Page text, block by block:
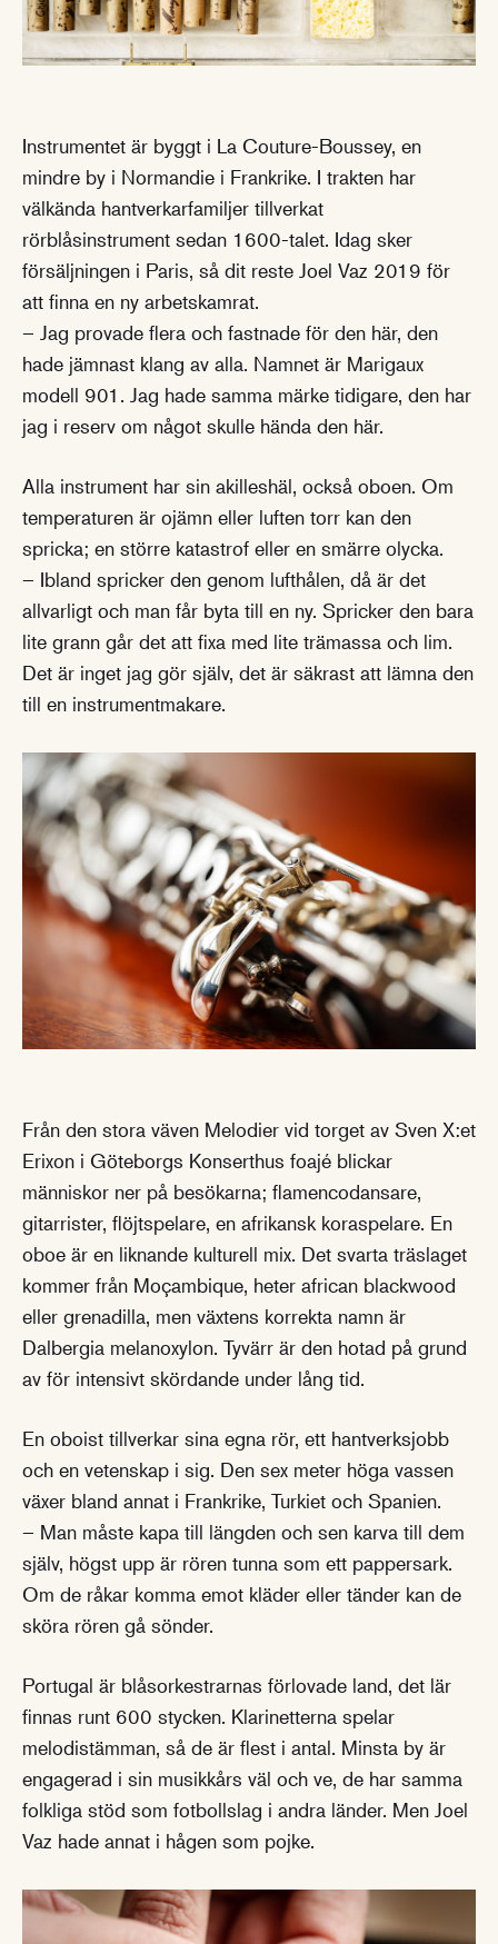
Instrumentet är byggt i La Couture-Boussey, en
mindre by i Normandie i Frankrike. I trakten har
välkända hantverkarfamiljer tillverkat
rörblåsinstrument sedan 1600-talet. Idag sker
försäljningen i Paris, så dit reste Joel Vaz 2019 för
att finna en ny arbetskamrat.
– Jag provade flera och fastnade för den här, den
hade jämnast klang av alla. Namnet är Marigaux
modell 901. Jag hade samma märke tidigare, den har
jag i reserv om något skulle hända den här.
Alla instrument har sin akilleshäl, också oboen. Om
temperaturen är ojämn eller luften torr kan den
spricka; en större katastrof eller en smärre olycka.
– Ibland spricker den genom lufthålen, då är det
allvarligt och man får byta till en ny. Spricker den bara
lite grann går det att fixa med lite trämassa och lim.
Det är inget jag gör själv, det är säkrast att lämna den
till en instrumentmakare.
Från den stora väven Melodier vid torget av Sven X:et
Erixon i Göteborgs Konserthus foajé blickar
människor ner på besökarna; flamencodansare,
gitarrister, flöjtspelare, en afrikansk koraspelare. En
oboe är en liknande kulturell mix. Det svarta träslaget
kommer från Moçambique, heter african blackwood
eller grenadilla, men växtens korrekta namn är
Dalbergia melanoxylon. Tyvärr är den hotad på grund
av för intensivt skördande under lång tid.
En oboist tillverkar sina egna rör, ett hantverksjobb
och en vetenskap i sig. Den sex meter höga vassen
växer bland annat i Frankrike, Turkiet och Spanien.
– Man måste kapa till längden och sen karva till dem
själv, högst upp är rören tunna som ett pappersark.
Om de råkar komma emot kläder eller tänder kan de
sköra rören gå sönder.
Portugal är blåsorkestrarnas förlovade land, det lär
finnas runt 600 stycken. Klarinetterna spelar
melodistämman, så de är flest i antal. Minsta by är
engagerad i sin musikkårs väl och ve, de har samma
folkliga stöd som fotbollslag i andra länder. Men Joel
Vaz hade annat i hågen som pojke.